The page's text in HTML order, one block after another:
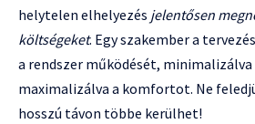
helytelen elhelyezés jelentősen
költségeket. Egy szakember a
a rendszer működését, minimalizálva
maximalizálva a komfortot. Ne
hosszú távon többe kerülhet!